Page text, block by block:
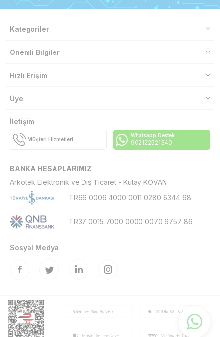
Kategoriler
Önemli Bilgiler
Hızlı Erişim
Üye
İletişim
Müşteri Hizmetleri
Whatsapp Destek
902122521340
BANKA HESAPLARIMIZ
Arkotek Elektronik ve Dış Ticaret - Kutay KOVAN
TR66 0006 4000 0011 0280 6344 68
TR37 0015 7000 0000 0070 6757 86
Sosyal Medya